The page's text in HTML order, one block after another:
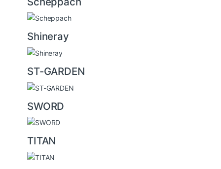
Shineray
ST-GARDEN
SWORD
TITAN